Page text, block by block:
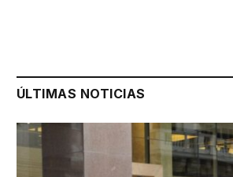
ÚLTIMAS NOTICIAS